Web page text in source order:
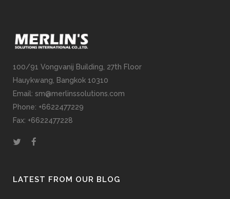
100/91 Vongvanij Building, 27th Floor
Hauykwang, Bangkok 10310
Email: sm@merlinssolutions.com
Phone: +6622477229
Fax: +6622477228
LATEST FROM OUR BLOG